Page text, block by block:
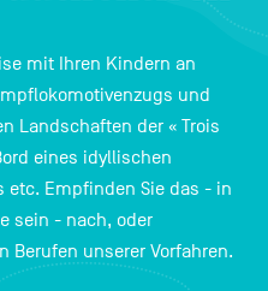
mit Ihren Kindern an
und
Landschaften der « Trois
eines idyllischen
etc. Empfinden Sie das - in
sein - nach, oder
Berufen unserer Vorfahren.